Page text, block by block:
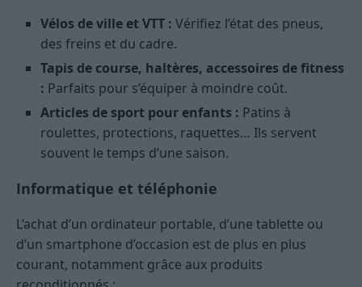
Vélos de ville et VTT : Vérifiez l’état des pneus,
des freins et du cadre.
Tapis de course, haltères, accessoires de fitness
: Parfaits pour s’équiper à moindre coût.
Articles de sport pour enfants : Patins à
roulettes, protections, raquettes… Ils servent
souvent le temps d’une saison.
Informatique et téléphonie
L’achat d’un ordinateur portable, d’une tablette ou
d’un smartphone d’occasion est de plus en plus
courant, notamment grâce aux produits